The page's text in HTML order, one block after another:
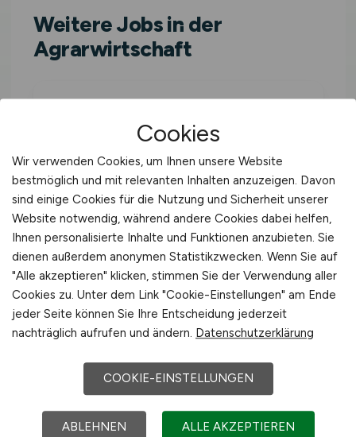
Weitere Jobs in der
Agrarwirtschaft
Alle Jobs in Isernhagen
Stallbautechniker deutschlandweit
Stallbautechniker in Niedersachsen
Stallbautechniker in Duderstadt
Stallbautechniker in Georgsmarienhütte
Stallbautechniker in Westoverledingen
Cookies
Wir verwenden Cookies, um Ihnen unsere Website
bestmöglich und mit relevanten Inhalten anzuzeigen. Davon
sind einige Cookies für die Nutzung und Sicherheit unserer
Website notwendig, während andere Cookies dabei helfen,
Ihnen personalisierte Inhalte und Funktionen anzubieten. Sie
dienen außerdem anonymen Statistikzwecken. Wenn Sie auf
"Alle akzeptieren" klicken, stimmen Sie der Verwendung aller
Cookies zu. Unter dem Link "Cookie-Einstellungen" am Ende
jeder Seite können Sie Ihre Entscheidung jederzeit
nachträglich aufrufen und ändern. Datenschutzerklärung
COOKIE-EINSTELLUNGEN
ABLEHNEN ALLE AKZEPTIEREN